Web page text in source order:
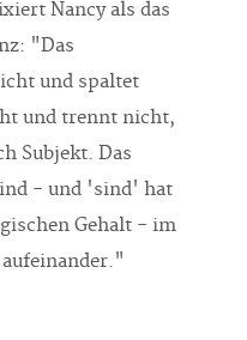
"Das
und spaltet
und trennt nicht,
Subjekt. Das
- und 'sind' hat
Gehalt - im
aufeinander."